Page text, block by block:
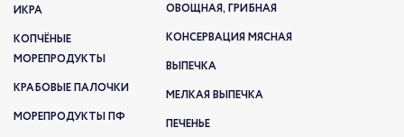
ИКРА
КОПЧЁНЫЕ
МОРЕПРОДУКТЫ
КРАБОВЫЕ ПАЛОЧКИ
МОРЕПРОДУКТЫ ПФ
ОВОЩНАЯ, ГРИБНАЯ
КОНСЕРВАЦИЯ МЯСНАЯ
ВЫПЕЧКА
МЕЛКАЯ ВЫПЕЧКА
ПЕЧЕНЬЕ